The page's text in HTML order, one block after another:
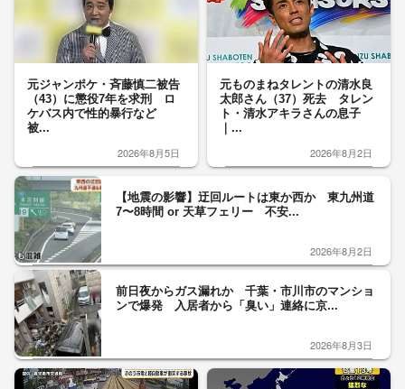
元ジャンポケ・斉藤慎二被告
（43）に懲役7年を求刑 ロ
ケバス内で性的暴行など
被...
2026年8月5日
元ものまねタレントの清水良
太郎さん（37）死去 タレン
ト・清水アキラさんの息子
｜...
2026年8月2日
【地震の影響】迂回ルートは東か西か 東九州道
7〜8時間 or 天草フェリー 不安...
2026年8月2日
前日夜からガス漏れか 千葉・市川市のマンショ
ンで爆発 入居者から「臭い」連絡に京...
2026年8月3日